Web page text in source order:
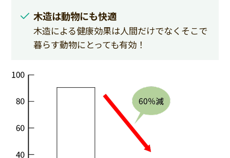
木造は動物にも快適
木造による健康効果は人間だけでなくそこで
暮らす動物にとっても有効！